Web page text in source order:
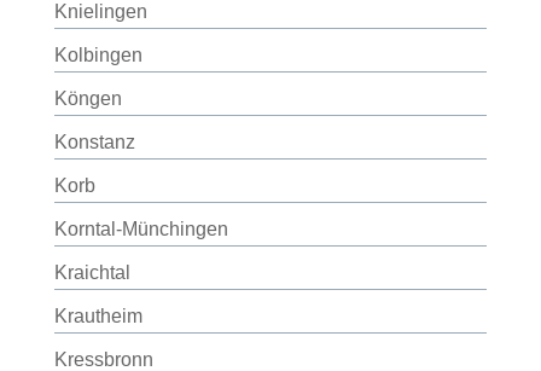
Knielingen
Kolbingen
Köngen
Konstanz
Korb
Korntal-Münchingen
Kraichtal
Krautheim
Kressbronn